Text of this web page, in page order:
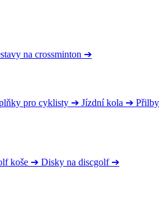
na crossminton ➔
pro cyklisty ➔ Jízdní kola ➔ Přilby
koše ➔ Disky na discgolf ➔